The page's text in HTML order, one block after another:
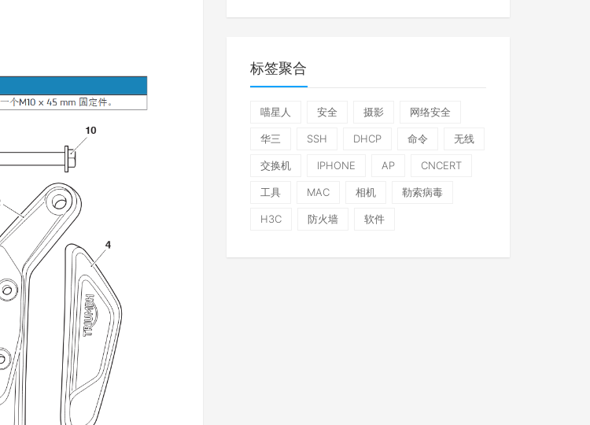
标签聚合
喵星人 安全 摄影 网络安全
华三 SSH DHCP 命令 无线
交换机 IPHONE AP CNCERT
工具 MAC 相机 勒索病毒
H3C 防火墙 软件